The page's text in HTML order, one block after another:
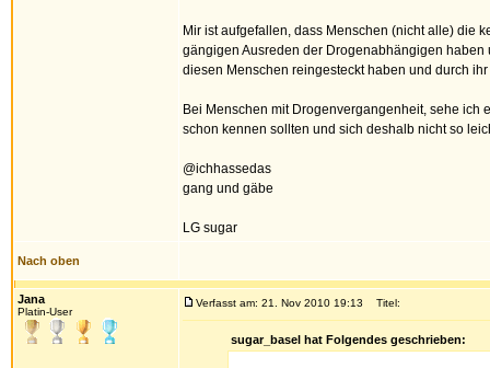
Mir ist aufgefallen, dass Menschen (nicht alle) die
gängigen Ausreden der Drogenabhängigen
diesen Menschen reingesteckt haben und durch
Bei Menschen mit Drogenvergangenheit, sehe
schon kennen sollten und sich deshalb nicht so
@ichhassedas
gang und gäbe
LG sugar
Nach oben
Jana
Platin-User
Verfasst am: 21. Nov 2010 19:13 Titel:
sugar_basel hat Folgendes geschrieben: